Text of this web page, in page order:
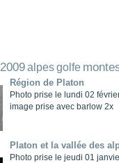
2009alpesgolfe
Région de Platon
Photo prise le lundi 02
image prise avec barlow 2x
Platon et la vallée des
Photo prise le jeudi 01